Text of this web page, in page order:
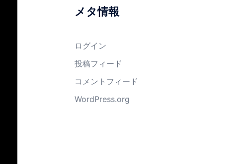
メタ情報
ログイン
投稿フィード
コメントフィード
WordPress.org